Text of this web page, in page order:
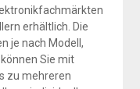
erhältlich. Die
je nach Modell,
Sie mit
zu mehreren